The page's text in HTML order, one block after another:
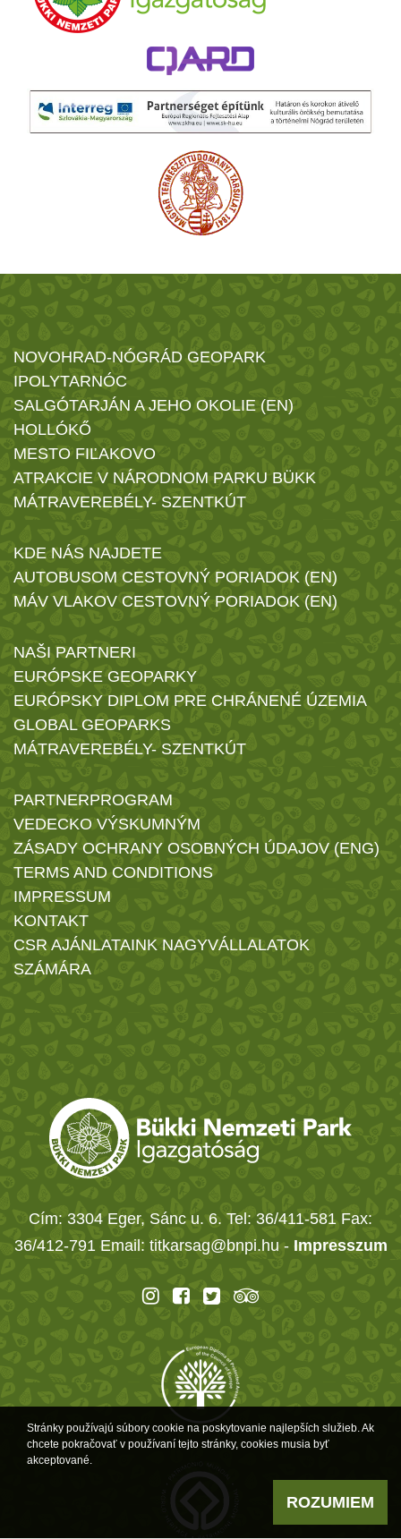
NOVOHRAD-NÓGRÁD GEOPARK
IPOLYTARNÓC
SALGÓTARJÁN A JEHO OKOLIE (EN)
HOLLÓKŐ
MESTO FIĽAKOVO
ATRAKCIE V NÁRODNOM PARKU BÜKK
MÁTRAVEREBÉLY- SZENTKÚT
KDE NÁS NAJDETE
AUTOBUSOM CESTOVNÝ PORIADOK (EN)
MÁV VLAKOV CESTOVNÝ PORIADOK (EN)
NAŠI PARTNERI
EURÓPSKE GEOPARKY
EURÓPSKY DIPLOM PRE CHRÁNENÉ ÚZEMIA
GLOBAL GEOPARKS
MÁTRAVEREBÉLY- SZENTKÚT
PARTNERPROGRAM
VEDECKO VÝSKUMNÝM
ZÁSADY OCHRANY OSOBNÝCH ÚDAJOV (ENG)
TERMS AND CONDITIONS
IMPRESSUM
KONTAKT
CSR AJÁNLATAINK NAGYVÁLLALATOK
SZÁMÁRA
Cím: 3304 Eger, Sánc u. 6. Tel: 36/411-581 Fax:
36/412-791 Email: titkarsag@bnpi.hu - Impresszum
Stránky používajú súbory cookie na poskytovanie najlepších služieb. Ak
chcete pokračovať v používaní tejto stránky, cookies musia byť
akceptované.
ROZUMIEM